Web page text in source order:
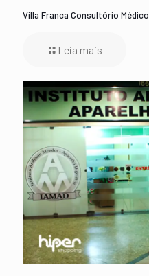
Villa Franca Consultório Médico
Leia mais